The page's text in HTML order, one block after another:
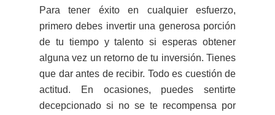
Para tener éxito en cualquier esfuerzo,
primero debes invertir una generosa porción
de tu tiempo y talento si esperas obtener
alguna vez un retorno de tu inversión. Tienes
que dar antes de recibir. Todo es cuestión de
actitud. En ocasiones, puedes sentirte
decepcionado si no se te recompensa por